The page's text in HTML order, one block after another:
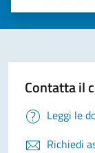
Valuta
Valuta 2
Valuta 1 stelle
Contatta il
Leggi le
Richiedi